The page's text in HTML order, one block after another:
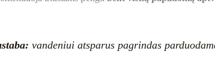
vandeniui atsparus pagrindas